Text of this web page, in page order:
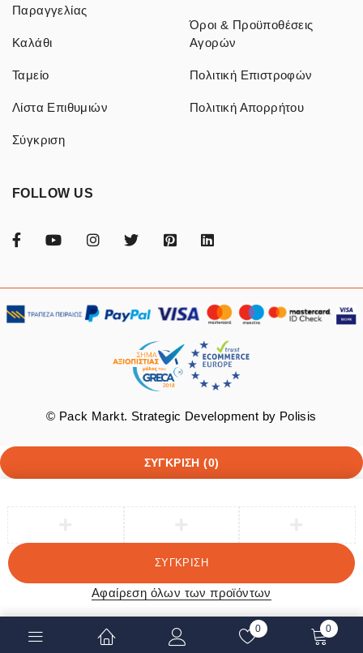
Παραγγελίας
Καλάθι
Ταμείο
Λίστα Επιθυμιών
Σύγκριση
Όροι & Προϋποθέσεις
Αγορών
Πολιτική Επιστροφών
Πολιτική Απορρήτου
FOLLOW US
© Pack Markt. Strategic Development by Polisis
0 0
ΣΎΓΚΡΙΣΗ (0)
ΣΎΓΚΡΙΣΗ
Αφαίρεση όλων των προϊόντων